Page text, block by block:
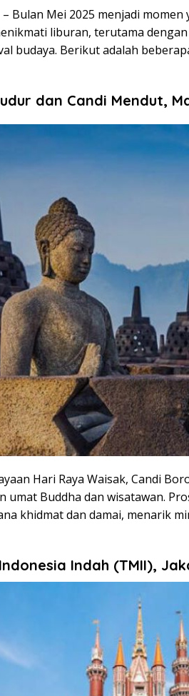
Bulan Mei 2025 menjadi
liburan, terutama dengan
budaya. Berikut adalah
dan Candi Mendut,
Hari Raya Waisak, Candi
umat Buddha dan wisatawan.
khidmat dan damai, menarik
Indah (TMII),